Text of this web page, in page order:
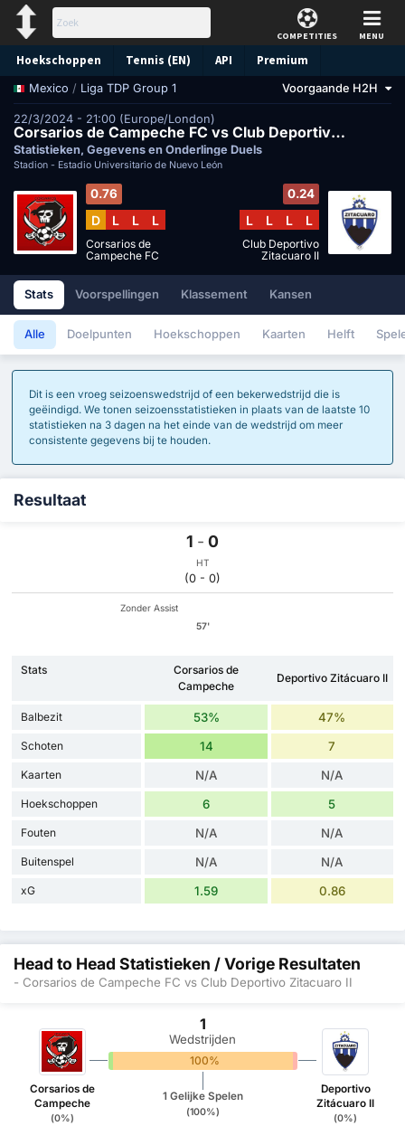
COMPETITIES MENU
Hoekschoppen Tennis (EN) API Premium
Voorspelling
Mexico / Liga TDP Group 1 Voorgaande H2H
22/3/2024 - 21:00 (Europe/London)
Corsarios de Campeche FC vs Club Deportivo Zitacuaro II
Statistieken, Gegevens en Onderlinge Duels
Stadion - Estadio Universitario de Nuevo León
0.76
D L L L
Corsarios de
Campeche FC
0.24
L L L L
Club Deportivo
Zitacuaro II
Stats Voorspellingen Klassement Kansen
Alle Doelpunten Hoekschoppen Kaarten Helft
Dit is een vroeg seizoenswedstrijd of een bekerwedstrijd die is
geëindigd. We tonen seizoensstatistieken in plaats van de laatste 10
statistieken na 3 dagen na het einde van de wedstrijd om meer
consistente gegevens bij te houden.
Resultaat
1 - 0
HT
(0 - 0)
Zonder Assist
57'
Stats
Corsarios de
Campeche
Deportivo Zitácuaro II
Balbezit 53% 47%
Schoten 14 7
Kaarten N/A N/A
Hoekschoppen 6 5
Fouten N/A N/A
Buitenspel N/A N/A
xG 1.59 0.86
Head to Head Statistieken / Vorige Resultaten
- Corsarios de Campeche FC vs Club Deportivo Zitacuaro II
Corsarios de
Campeche
(0%)
1
Wedstrijden
100% 0%
1 Gelijke Spelen
(100%)
Deportivo
Zitácuaro II
(0%)